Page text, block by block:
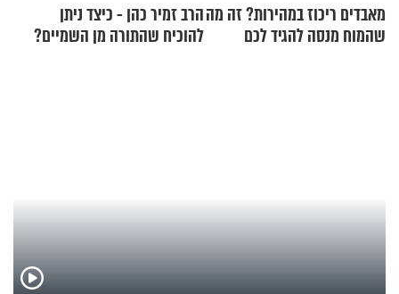
מאבדים ריכוז במהירות? זה מה
שהמוח מנסה להגיד לכם
הרב זמיר כהן - כיצד ניתן
להוכיח שהתורה מן השמיים?